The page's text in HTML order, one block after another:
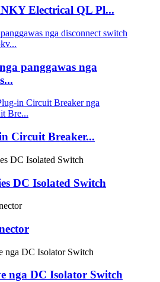
Electrical QL Pl...
panggawas nga
Circuit Breaker...
DC Isolated Switch
nga DC Isolator Switch